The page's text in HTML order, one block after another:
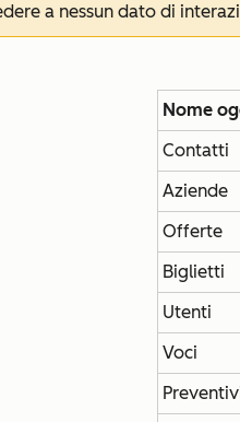
a nessun dato di
Nome
Contatti
Aziende
Offerte
Biglietti
Utenti
Voci